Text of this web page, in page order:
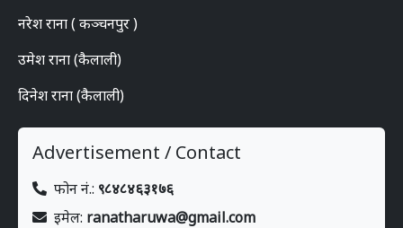
नरेश राना ( कञ्चनपुर )
उमेश राना (कैलाली)
दिनेश राना (कैलाली)
Advertisement / Contact
फोन नं.: ९८४८४६३१७६
इमेल: ranatharuwa@gmail.com